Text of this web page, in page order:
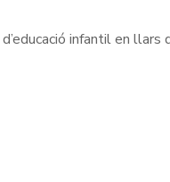
infantil en llars